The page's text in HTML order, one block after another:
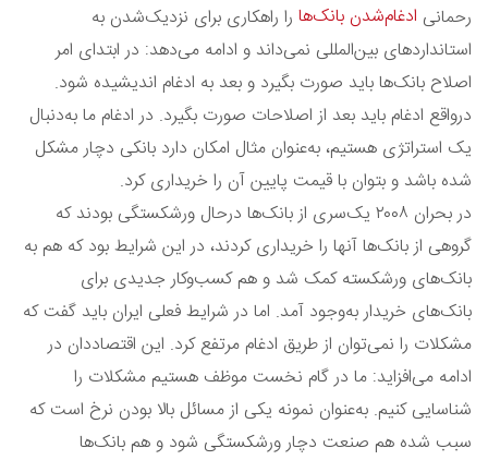
رحمانی ادغام‌شدن بانک‌ها را راهکاری برای نزدیک‌شدن به
استانداردهای بین‌المللی نمی‌داند و ادامه می‌دهد: در ابتدای امر
اصلاح بانک‌ها باید صورت بگیرد و بعد به ادغام اندیشیده شود.
درواقع ادغام باید بعد از اصلاحات صورت بگیرد. در ادغام ما به‌دنبال
یک استراتژی هستیم، به‌عنوان مثال امکان دارد بانکی دچار مشکل
شده باشد و بتوان با قیمت پایین آن را خریداری کرد.
در بحران ٢٠٠٨ یک‌سری از بانک‌ها درحال ورشکستگی بودند که
گروهی از بانک‌ها آنها را خریداری کردند، در این شرایط بود که هم به
بانک‌های ورشکسته کمک شد و هم کسب‌وکار جدیدی برای
بانک‌های خریدار به‌وجود آمد. اما در شرایط فعلی ایران باید گفت که
مشکلات را نمی‌توان از طریق ادغام مرتفع کرد. این اقتصاددان در
ادامه می‌افزاید: ما در گام نخست موظف هستیم مشکلات را
شناسایی کنیم. به‌عنوان نمونه یکی از مسائل بالا بودن نرخ است که
سبب شده هم صنعت دچار ورشکستگی شود و هم بانک‌ها